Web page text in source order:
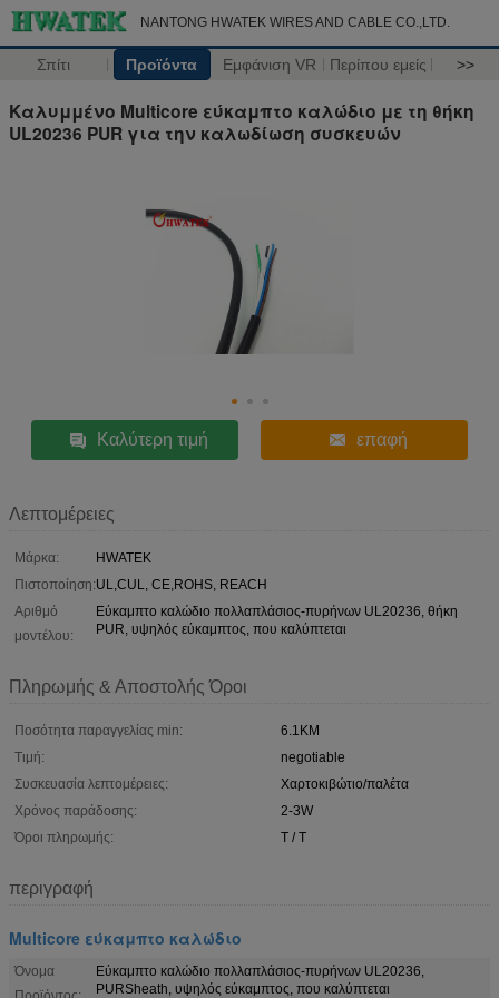
NANTONG HWATEK WIRES AND CABLE CO.,LTD.
Σπίτι Προϊόντα Εμφάνιση VR Περίπου εμείς >>
Καλυμμένο Multicore εύκαμπτο καλώδιο με τη θήκη
UL20236 PUR για την καλωδίωση συσκευών
Καλύτερη τιμή επαφή
Λεπτομέρειες
Μάρκα:
HWATEK
Πιστοποίηση:UL,CUL, CE,ROHS, REACH
Αριθμό
μοντέλου:
Εύκαμπτο καλώδιο πολλαπλάσιος-πυρήνων UL20236, θήκη
PUR, υψηλός εύκαμπτος, που καλύπτεται
Πληρωμής & Αποστολής Όροι
Ποσότητα παραγγελίας min:
6.1KM
Τιμή:
negotiable
Συσκευασία λεπτομέρειες:
Χαρτοκιβώτιο/παλέτα
Χρόνος παράδοσης:
2-3W
Όροι πληρωμής:
T / T
περιγραφή
Multicore εύκαμπτο καλώδιο
Όνομα
Εύκαμπτο καλώδιο πολλαπλάσιος-πυρήνων UL20236,
PURSheath, υψηλός εύκαμπτος, που καλύπτεται